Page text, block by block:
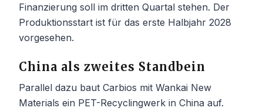
Finanzierung soll im dritten Quartal stehen. Der
Produktionsstart ist für das erste Halbjahr 2028
vorgesehen.
China als zweites Standbein
Parallel dazu baut Carbios mit Wankai New
Materials ein PET-Recyclingwerk in China auf.